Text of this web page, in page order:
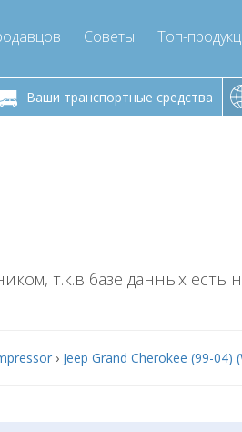
Советы Топ-
Ваши транспортные средства
пятница 9:00
- 17
express.ru
т.к.в базе данных есть
› Jeep Grand Cherokee (99-04)